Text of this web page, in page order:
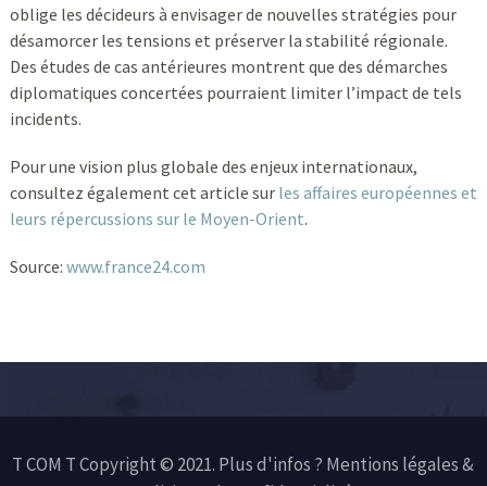
oblige les décideurs à envisager de nouvelles stratégies pour
désamorcer les tensions et préserver la stabilité régionale.
Des études de cas antérieures montrent que des démarches
diplomatiques concertées pourraient limiter l’impact de tels
incidents.
Pour une vision plus globale des enjeux internationaux,
consultez également cet article sur les affaires européennes et
leurs répercussions sur le Moyen-Orient.
Source: www.france24.com
T COM T Copyright © 2021. Plus d'infos ? Mentions légales &